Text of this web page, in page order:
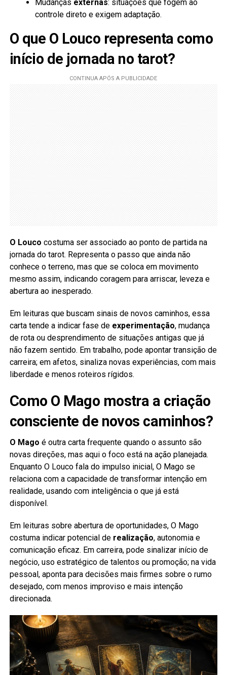
Mudanças externas: situações que fogem ao
controle direto e exigem adaptação.
O que O Louco representa como
início de jornada no tarot?
O Louco costuma ser associado ao ponto de partida na
jornada do tarot. Representa o passo que ainda não
conhece o terreno, mas que se coloca em movimento
mesmo assim, indicando coragem para arriscar, leveza e
abertura ao inesperado.
Em leituras que buscam sinais de novos caminhos, essa
carta tende a indicar fase de experimentação, mudança
de rota ou desprendimento de situações antigas que já
não fazem sentido. Em trabalho, pode apontar transição de
carreira; em afetos, sinaliza novas experiências, com mais
liberdade e menos roteiros rígidos.
Como O Mago mostra a criação
consciente de novos caminhos?
O Mago é outra carta frequente quando o assunto são
novas direções, mas aqui o foco está na ação planejada.
Enquanto O Louco fala do impulso inicial, O Mago se
relaciona com a capacidade de transformar intenção em
realidade, usando com inteligência o que já está
disponível.
Em leituras sobre abertura de oportunidades, O Mago
costuma indicar potencial de realização, autonomia e
comunicação eficaz. Em carreira, pode sinalizar início de
negócio, uso estratégico de talentos ou promoção; na vida
pessoal, aponta para decisões mais firmes sobre o rumo
desejado, com menos improviso e mais intenção
direcionada.